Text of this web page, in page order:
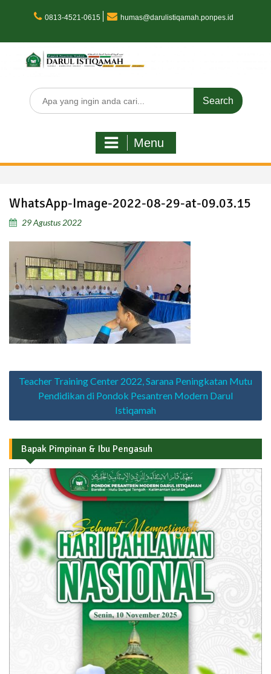
0813-4521-0615 humas@darulistiqamah.ponpes.id
Search
for:
Menu
WhatsApp-Image-2022-08-29-at-09.03.15
29 Agustus 2022
Navigasi
Teacher Training Center 2022, Sarana Peningkatan Mutu
Pendidikan di Pondok Pesantren Modern Darul
Istiqamah
Bapak Pimpinan & Ibu Pengasuh